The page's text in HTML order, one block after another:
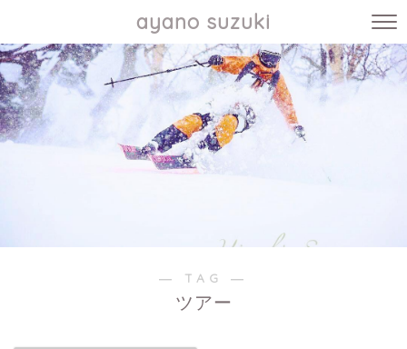
ayano suzuki
― TAG ―
ツアー